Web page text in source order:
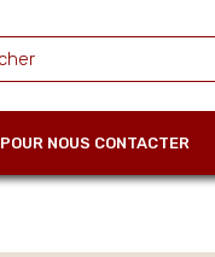
POUR NOUS CONTACTER